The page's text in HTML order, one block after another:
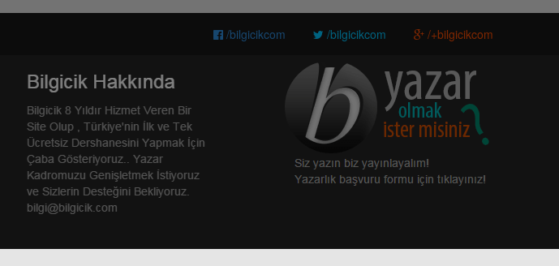
/bilgicikcom /bilgicikcom /+bilgicikcom